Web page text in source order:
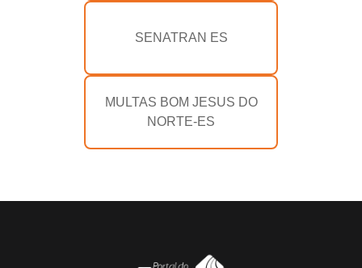
SENATRAN ES
MULTAS BOM JESUS DO
NORTE-ES